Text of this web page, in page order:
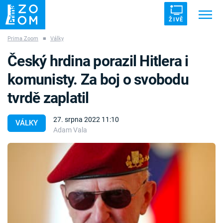
ŽIVĚ
ZÁHADY VETŘELCI DÁVNOVĚKU
Témata
TV Program
Prima Zoom ■ Války
VÁLKY
27. srpna 2022 11:10
Adam Vala
Český hrdina porazil Hitlera i
komunisty. Za boj o svobodu
tvrdě zaplatil